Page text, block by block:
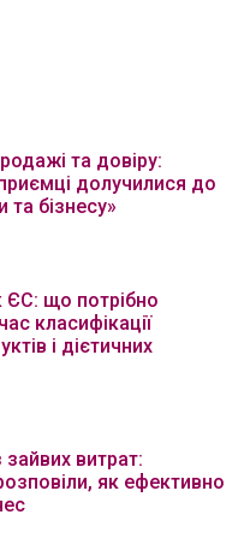
та довіру:
долучилися до
та бізнесу»
ЄС: що потрібно
класифікації
і дієтичних
витрат:
як ефективно